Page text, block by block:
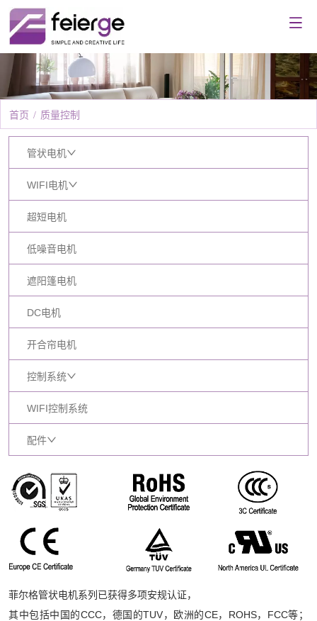
首页 / 质量控制
管状电机
WIFI电机
超短电机
低噪音电机
遮阳篷电机
DC电机
开合帘电机
控制系统
WIFI控制系统
配件
菲尔格管状电机系列已获得多项安规认证，
其中包括中国的CCC，德国的TUV，欧洲的CE，ROHS，FCC等；